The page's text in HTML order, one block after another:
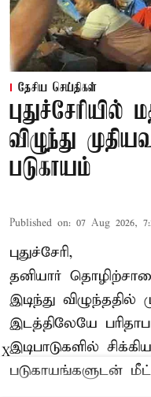
தேசிய செய்திகள்
புதுச்சேரியில்
விழுந்து
படுகாயம்
Published on: 07 Aug 2026,
புதுச்சேரி,
தனியார்
இடிந்து
இடத்திலேயே
இடிபாடுகளில்
படுகாயங்களுடன்
X